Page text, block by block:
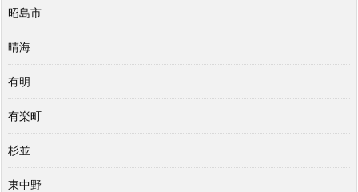
昭島市
晴海
有明
有楽町
杉並
東中野